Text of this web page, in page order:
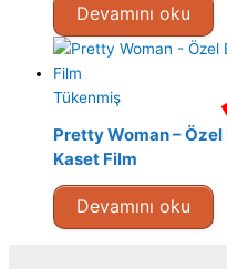
Devamını oku
Tükenmiş
Pretty Woman – Özel
Kaset Film
Devamını oku